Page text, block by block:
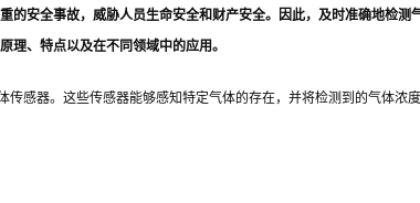
安全事故，威胁人员生命安全和财产安全。因此，及时准确地检测
理、特点以及在不同领域中的应用。
感器。这些传感器能够感知特定气体的存在，并将检测到的气体浓